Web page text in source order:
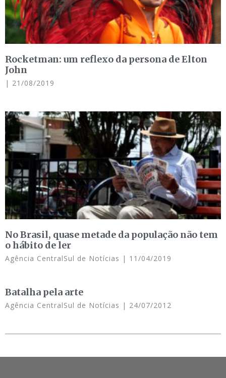
Rocketman: um reflexo da persona de Elton
John
21/08/2019
No Brasil, quase metade da população não tem
o hábito de ler
Agência CentralSul de Notícias 11/04/2019
Batalha pela arte
Agência CentralSul de Notícias 24/07/2012